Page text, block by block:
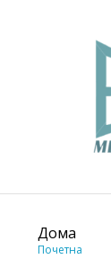
Дома
Почетна